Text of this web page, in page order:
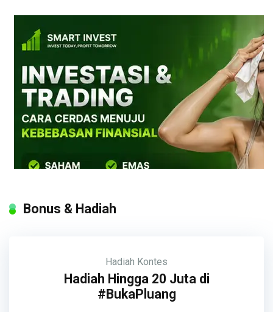
Bonus & Hadiah
Hadiah Kontes
Hadiah Hingga 20 Juta di
#BukaPluang